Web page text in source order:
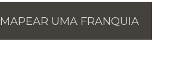
MAPEAR UMA FRANQUIA